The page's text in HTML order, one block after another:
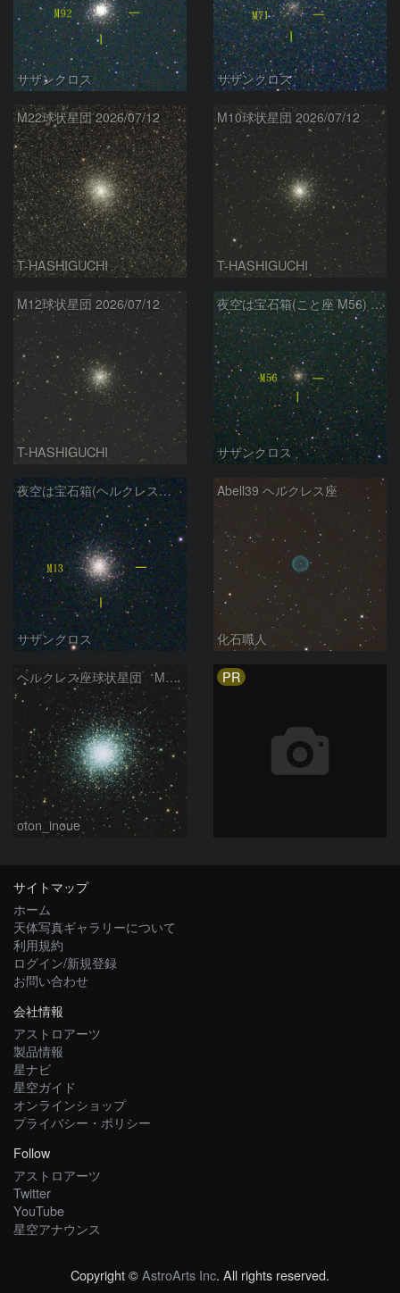
サザンクロス サザンクロス
M22球状星団 2026/07/12
T-HASHIGUCHI
M10球状星団 2026/07/12
T-HASHIGUCHI
M12球状星団 2026/07/12
T-HASHIGUCHI
夜空は宝石箱(こと座 M56) Seestar50
サザンクロス
夜空は宝石箱(ヘルクレス座 M13) Seestar50
サザンクロス
Abell39 ヘルクレス座
化石職人
ヘルクレス座球状星団 M１３（RGB合成）
oton_inoue
PR
サイトマップ
ホーム
天体写真ギャラリーについて
利用規約
ログイン/新規登録
お問い合わせ
会社情報
アストロアーツ
製品情報
星ナビ
星空ガイド
オンラインショップ
プライバシー・ポリシー
Follow
アストロアーツ
Twitter
YouTube
星空アナウンス
Copyright ©AstroArts Inc. All rights reserved.